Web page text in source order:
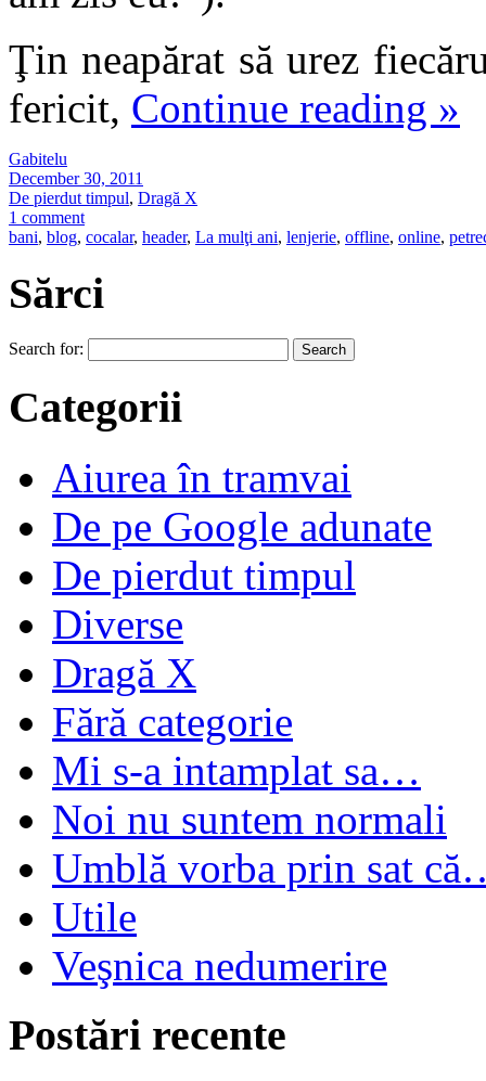
Ţin neapărat să urez
fericit, Continue reading »
Gabitelu
December 30, 2011
De pierdut timpul, Dragă X
1 comment
bani, blog, cocalar, header, La mulţi ani, lenjerie, offline, online,
Sărci
Search for:
Categorii
Aiurea în tramvai
De pe Google adunate
De pierdut timpul
Diverse
Dragă X
Fără categorie
Mi s-a intamplat sa…
Noi nu suntem normali
Umblă vorba prin sat
Utile
Veşnica nedumerire
Postări recente